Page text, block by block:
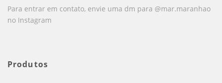
Para entrar em contato, envie uma dm para @mar.maranhao
no Instagram
Produtos